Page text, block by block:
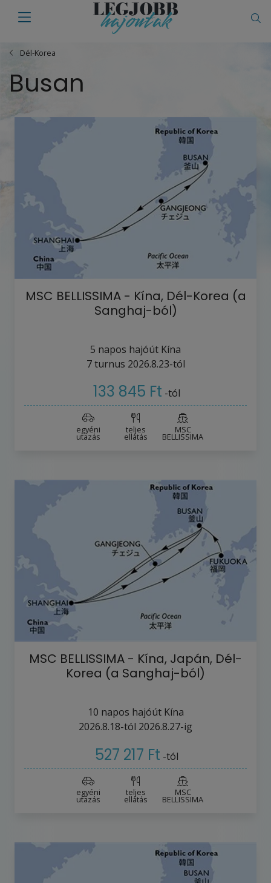
Dél-Korea
Busan
MSC BELLISSIMA - Kína, Dél-Korea (a
Sanghaj-ból)
5 napos hajóút Kína
7turnus 2026.8.23-tól
133 845 Ft -tól
egyéni
utazás
teljes
ellátás
MSC
BELLISSIMA
MSC BELLISSIMA - Kína, Japán, Dél-
Korea (a Sanghaj-ból)
10 napos hajóút Kína
2026.8.18-tól 2026.8.27-ig
527 217 Ft -tól
egyéni
utazás
teljes
ellátás
MSC
BELLISSIMA